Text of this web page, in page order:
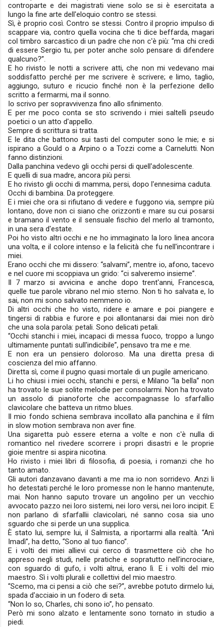
controparte e dei magistrati viene solo se si è esercitata a
lungo la fine arte dell'eloquio contro se stessi.
Sì, è proprio così. Contro se stessi. Contro il proprio impulso di
scappare via, contro quella vocina che ti dice beffarda, magari
col timbro sarcastico di un padre che non c'è più: “ma chi credi
di essere Sergio tu, per poter anche solo pensare di difendere
qualcuno?”.
E ho rivisto le notti a scrivere atti, che non mi vedevano mai
soddisfatto perché per me scrivere è scrivere; e limo, taglio,
aggiungo, suturo e ricucio finché non è la perfezione dello
scritto a fermarmi, ma il sonno.
Io scrivo per sopravvivenza fino allo sfinimento.
E per me poco conta se sto scrivendo i miei saltelli pseudo
poetici o un atto d'appello.
Sempre di scrittura si tratta.
E le dita che battono sui tasti del computer sono le mie; e si
ispirano a Gould o a Arpino o a Tozzi come a Carnelutti. Non
fanno distinzioni.
Dalla panchina vedevo gli occhi persi di quell'adolescente.
E quelli di sua madre, ancora più persi.
E ho rivisto gli occhi di mamma, persi, dopo l'ennesima caduta.
Occhi di bambina. Da proteggere.
E i miei che ora si rifiutano di vedere e fuggono via, sempre più
lontano, dove non ci siano che orizzonti e mare su cui posarsi
e bramano il vento e il sensuale fischio del merlo al tramonto,
in una sera d'estate.
Poi ho visto altri occhi e ne ho immaginato la loro linea ancora
una volta, e il colore intenso e la felicità che fu nell'incontrare i
miei.
Erano occhi che mi dissero: “salvami”, mentre io, afono, tacevo
e nel cuore mi scoppiava un grido: “ci salveremo insieme”.
Il 7 marzo si avvicina e anche dopo trent'anni, Francesca,
quelle tue parole vibrano nel mio sterno. Non ti ho salvata e, lo
sai, non mi sono salvato nemmeno io.
Di altri occhi che ho visto, ridere e amare e poi piangere e
tingersi di rabbia e furore e poi allontanarsi dai miei non dirò
che una sola parola: petali. Sono delicati petali.
“Occhi stanchi i miei, incapaci di messa fuoco, troppo a lungo
ultimamente puntati sull'indicibile”, pensavo tra me e me.
E non era un pensiero doloroso. Ma una diretta presa di
coscienza del mio affanno.
Diretta sì, come il pugno quasi mortale di un pugile americano.
Li ho chiusi i miei occhi, stanchi e persi, e Milano “la bella” non
ha trovato le sue solite melodie per consolarmi. Non ha trovato
un assolo di pianoforte che accompagnasse lo sfarfallio
clavicolare che batteva un ritmo blues.
Il mio fondo schiena sembrava incollato alla panchina e il film
in slow motion sembrava non aver fine.
Una sigaretta può essere eterna a volte e non c'è nulla di
romantico nel rivedere scorrere i propri disastri e le proprie
gioie mentre si aspira nicotina.
Ho rivisto i miei libri di filosofia, di poesia, i romanzi che ho
tanto amato.
Gli autori danzavano davanti a me ma io non sorridevo. Anzi li
ho detestati perché le loro promesse non le hanno mantenute,
mai. Non hanno saputo trovare un angolino per un vecchio
avvocato pazzo nei loro sistemi, nei loro versi, nei loro incipit. E
non parlano di sfarfallii clavicolari, né sanno cosa sia uno
sguardo che si perde un una supplica.
È stato lui, sempre lui, il Salmista, a riportarmi alla realtà. “Anì
Imadì”, ha detto, “Sono al tuo fianco”.
E i volti dei miei allievi cui cerco di trasmettere ciò che ho
appreso negli studi, nelle pratiche e sopratutto nell'incrociare,
con sguardo di gufo, i volti altrui, erano lì. E i volti del mio
maestro. Sì i volti plurali e collettivi del mio maestro.
“Scemo, ma ci pensi a ciò che sei?”, avrebbe potuto dirmelo lui,
spada d'acciaio in un fodero di seta.
“Non lo so, Charles, chi sono io”, ho pensato.
Però mi sono alzato e lentamente sono tornato in studio a
piedi.